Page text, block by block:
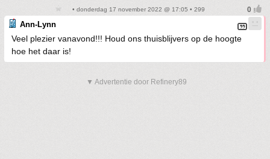
• donderdag 17 november 2022 @ 17:05 • 299
Ann-Lynn
Veel plezier vanavond!!! Houd ons thuisblijvers op de hoogte
hoe het daar is!
▼ Advertentie door Refinery89